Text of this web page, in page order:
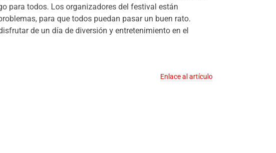
para todos. Los organizadores del festival están
para que todos puedan pasar un buen rato.
de un día de diversión y entretenimiento en el
Enlace al artículo